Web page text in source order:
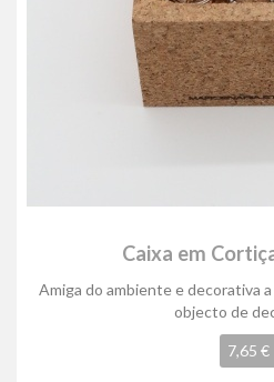
Caixa em
Amiga do ambiente e decorativa
objecto de
7,65 €